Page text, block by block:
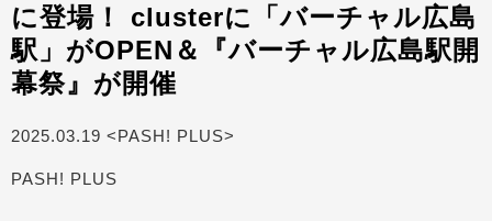
に登場！ clusterに「バーチャル広島
駅」がOPEN＆『バーチャル広島駅開
幕祭』が開催
2025.03.19 <PASH! PLUS>
PASH! PLUS